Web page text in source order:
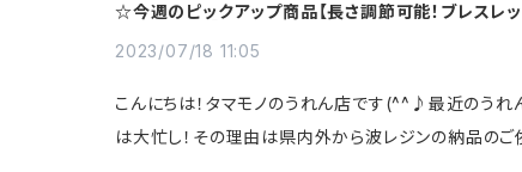
☆今週のピックアップ商品【長さ調節可能！ブレスレッ
2023/07/18 11:05
こんにちは！タマモノのうれん店です(^^♪最近のうれ
は大忙し！その理由は県内外から波レジンの納品のご